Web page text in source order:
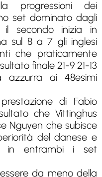
progressioni dei
set dominato dagli
secondo inizia in
sul 8 a 7 gli inglesi
che praticamente
finale 21-9 21-13
azzurra ai 48esimi
di Fabio
che Vittinghus
Nguyen che subisce
del danese e
in entrambi i set
da meno della